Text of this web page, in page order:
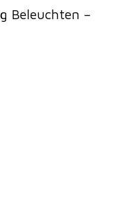
Beleuchten –